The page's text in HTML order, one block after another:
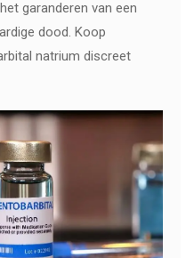
garanderen van een
dood. Koop
natrium discreet